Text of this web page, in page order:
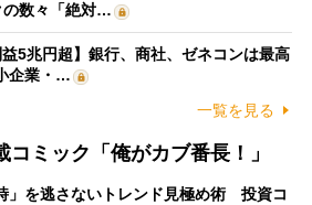
の数々「絶対…
益5兆円超】銀行、商社、ゼネコンは最高
企業・…
一覧を見る
ミック「俺がカブ番長！」
」を逃さないトレンド見極め術 投資コ